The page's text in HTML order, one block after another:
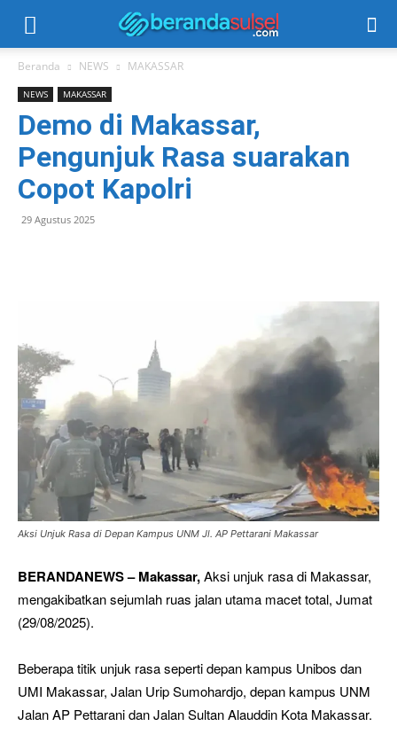
Beranda NEWS MAKASSAR
NEWS MAKASSAR
Demo di Makassar,
Pengunjuk Rasa suarakan
Copot Kapolri
29 Agustus 2025
Aksi Unjuk Rasa di Depan Kampus UNM Jl. AP Pettarani Makassar
BERANDANEWS – Makassar,Aksi unjuk rasa di Makassar,
mengakibatkan sejumlah ruas jalan utama macet total, Jumat
(29/08/2025).
Beberapa titik unjuk rasa seperti depan kampus Unibos dan
UMI Makassar, Jalan Urip Sumohardjo, depan kampus UNM
Jalan AP Pettarani dan Jalan Sultan Alauddin Kota Makassar.